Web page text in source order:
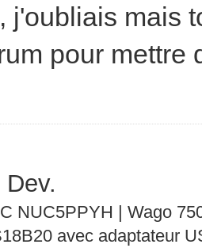
j'oubliais mais
pour mettre
NUC5PPYH | Wago
avec adaptateur